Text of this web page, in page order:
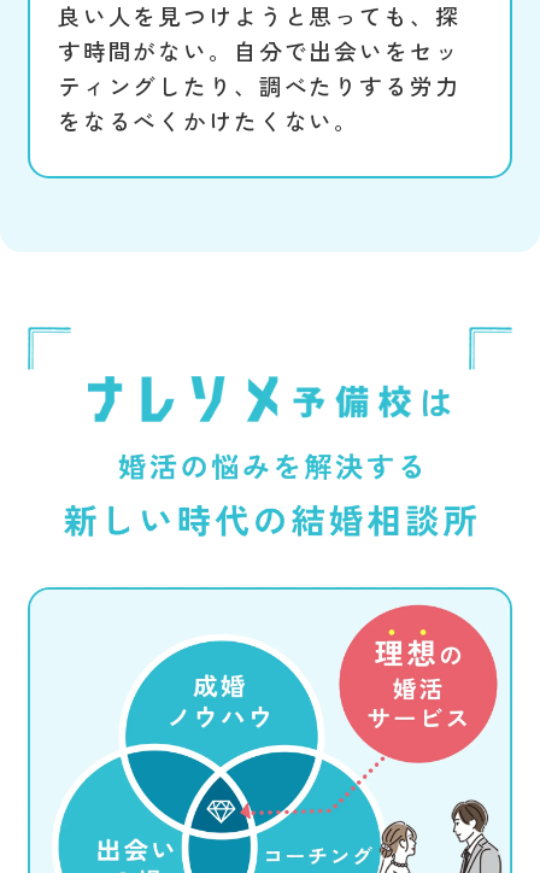
良い人を見つけようと思っても、探
す時間がない。自分で出会いをセッ
ティングしたり、調べたりする労力
をなるべくかけたくない。